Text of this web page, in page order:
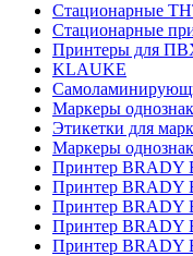
Стационарные
Стационарные
Принтеры для
KLAUKE
Маркеры
Этикетки для
Маркеры
Принтер BRADY
Принтер BRADY
Принтер BRADY
Принтер BRADY
Принтер BRADY